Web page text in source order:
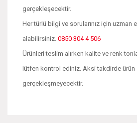
gerçekleşecektir.
Her türlü bilgi ve sorularınız için uzman
alabilirsiniz. 0850 304 4 506
Ürünleri teslim alırken kalite ve renk
lütfen kontrol ediniz. Aksi takdirde ürün
gerçekleşmeyecektir.